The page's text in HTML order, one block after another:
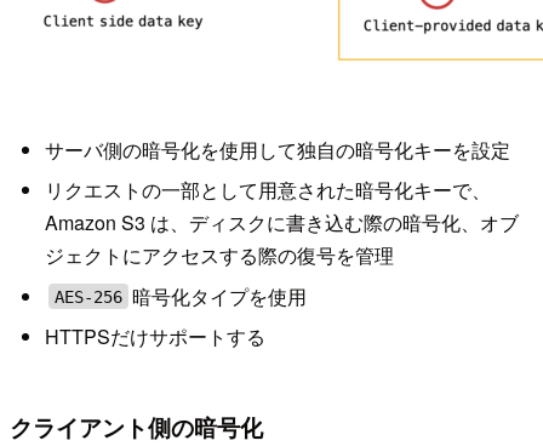
サーバ側の暗号化を使用して独自の暗号化キーを設定
リクエストの一部として用意された暗号化キーで、
Amazon S3 は、ディスクに書き込む際の暗号化、オブ
ジェクトにアクセスする際の復号を管理
AES-256 暗号化タイプを使用
HTTPSだけサポートする
クライアント側の暗号化